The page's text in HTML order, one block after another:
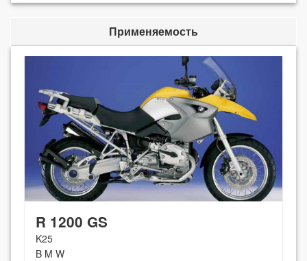
Применяемость
R 1200 GS
K25
B M W